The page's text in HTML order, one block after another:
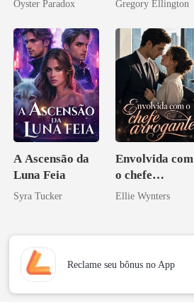
los
Oyster Paradox Gregory Ellington
A Ascensão da
Luna Feia
Syra Tucker
Envolvida com
o chefe
arrogante
Ellie Wynters
Reclame seu bônus no App